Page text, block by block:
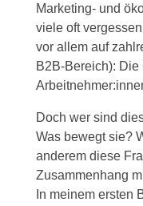
Marketing- und
viele oft
vor allem auf
B2B-Bereich):
Doch wer sind
Was bewegt sie?
anderem diese
Zusammenhang
In meinem ersten